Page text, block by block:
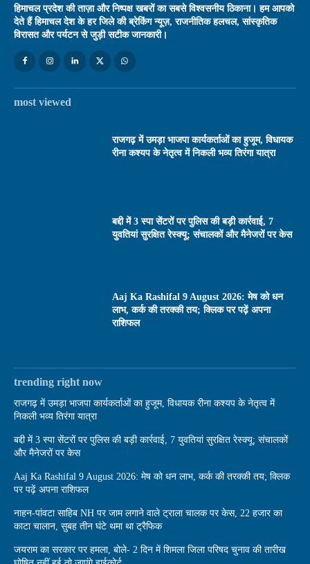
हिमाचल प्रदेश की ताज़ा और निष्पक्ष खबरों का सबसे विश्वसनीय ठिकाना। हम आपको
देते हैं हिमाचल देश के हर जिले की ब्रेकिंग न्यूज़, राजनीतिक हलचल, सांस्कृतिक
विरासत और पर्यटन से जुड़ी सटीक जानकारी।
most viewed
राजगढ़ में उमड़ा भाजपा कार्यकर्ताओं का हुजूम, विधायक
रीना कश्यप के नेतृत्व में निकली भव्य तिरंगा यात्रा
बद्दी में 3 स्पा सेंटरों पर पुलिस की बड़ी कार्रवाई, 7
युवतियां सुरक्षित रेस्क्यू; संचालकों और मैनेजरों पर केस
Aaj Ka Rashifal 9 August 2026: मेष को धन
लाभ, कर्क की तरक्की तय; क्लिक पर पढ़ें अपना
राशिफल
trending right now
राजगढ़ में उमड़ा भाजपा कार्यकर्ताओं का हुजूम, विधायक रीना कश्यप के नेतृत्व में
निकली भव्य तिरंगा यात्रा
बद्दी में 3 स्पा सेंटरों पर पुलिस की बड़ी कार्रवाई, 7 युवतियां सुरक्षित रेस्क्यू; संचालकों
और मैनेजरों पर केस
Aaj Ka Rashifal 9 August 2026: मेष को धन लाभ, कर्क की तरक्की तय; क्लिक
पर पढ़ें अपना राशिफल
नाहन-पांवटा साहिब NH पर जाम लगाने वाले ट्राला चालक पर केस, 22 हजार का
काटा चालान, सुबह तीन घंटे थमा था ट्रैफिक
जयराम का सरकार पर हमला, बोले- 2 दिन में शिमला जिला परिषद चुनाव की तारीख